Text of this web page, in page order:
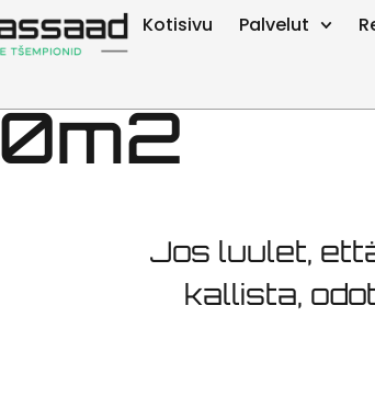
Kotisivu Palvelut
Jos luulet,
kallista,